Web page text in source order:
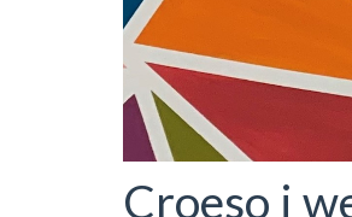
Croeso i